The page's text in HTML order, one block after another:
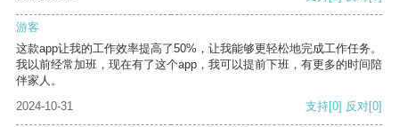
游客
这款app让我的工作效率提高了50%，让我能够更轻松地完成工作任务。
我以前经常加班，现在有了这个app，我可以提前下班，有更多的时间陪
伴家人。
2024-10-31
支持[0] 反对[0]